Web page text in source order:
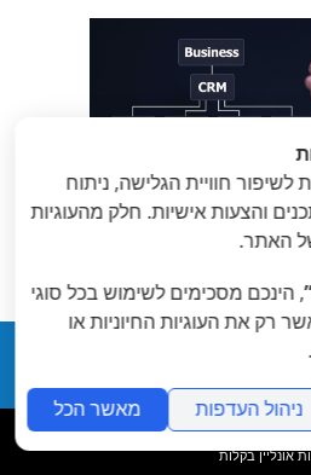
folyou
אונליין בקלות
חוויית הגלישה, ניתוח
והצעות אישיות. חלק מהעוגיות
האתר.
, הינכם מסכימים לשימוש בכל סוגי
רק את העוגיות החיוניות או
ניהול העדפות מאשר הכל